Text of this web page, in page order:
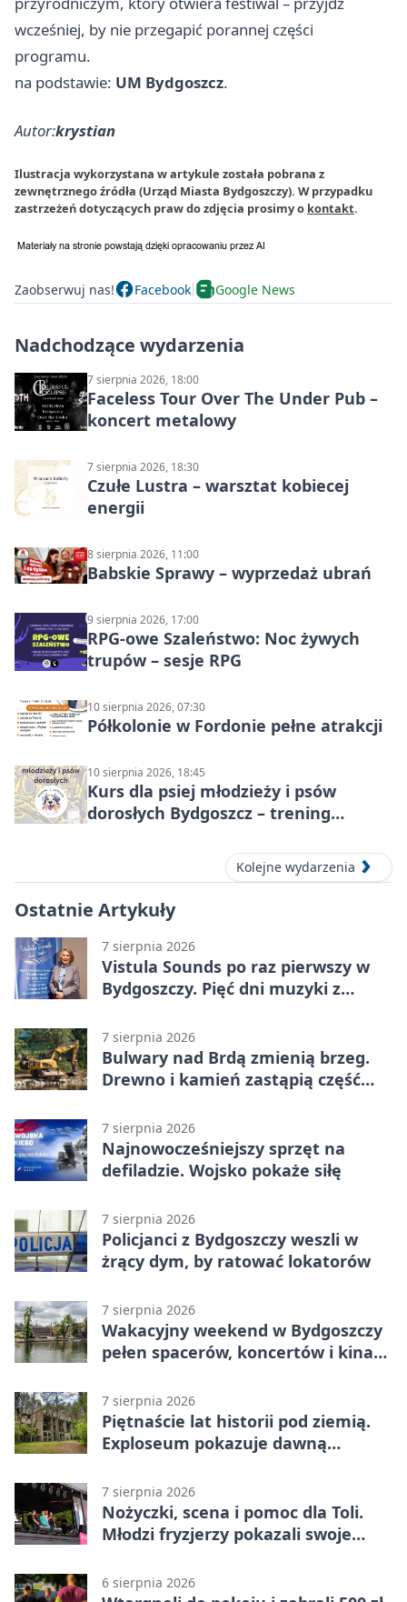
wcześniej, by nie przegapić porannej części
programu.
na podstawie: UM Bydgoszcz.
Autor:krystian
Ilustracja wykorzystana w artykule została pobrana z
zewnętrznego źródła (Urząd Miasta Bydgoszczy). W przypadku
zastrzeżeń dotyczących praw do zdjęcia prosimy o kontakt.
Zaobserwuj nas! Facebook Google News
Nadchodzące wydarzenia
7 sierpnia 2026, 18:00
Faceless Tour Over The Under Pub –
koncert metalowy
7 sierpnia 2026, 18:30
Czułe Lustra – warsztat kobiecej
energii
8 sierpnia 2026, 11:00
Babskie Sprawy – wyprzedaż ubrań
9 sierpnia 2026, 17:00
RPG-owe Szaleństwo: Noc żywych
trupów – sesje RPG
10 sierpnia 2026, 07:30
Półkolonie w Fordonie pełne atrakcji
10 sierpnia 2026, 18:45
Kurs dla psiej młodzieży i psów
dorosłych Bydgoszcz – trening
Kolejne wydarzenia
Ostatnie Artykuły
7 sierpnia 2026
Vistula Sounds po raz pierwszy w
Bydgoszczy. Pięć dni muzyki z
7 sierpnia 2026
Bulwary nad Brdą zmienią brzeg.
Drewno i kamień zastąpią część
7 sierpnia 2026
Najnowocześniejszy sprzęt na
defiladzie. Wojsko pokaże siłę
7 sierpnia 2026
Policjanci z Bydgoszczy weszli w
żrący dym, by ratować lokatorów
7 sierpnia 2026
Wakacyjny weekend w Bydgoszczy
pełen spacerów, koncertów i kina
7 sierpnia 2026
Piętnaście lat historii pod ziemią.
Exploseum pokazuje dawną
7 sierpnia 2026
Nożyczki, scena i pomoc dla Toli.
Młodzi fryzjerzy pokazali swoje
6 sierpnia 2026